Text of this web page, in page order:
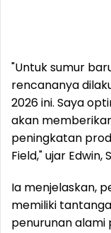
"Untuk sumur
rencananya
2026 ini. Saya
akan
peningkatan
Field," ujar
Ia menjelaskan,
memiliki
penurunan alami